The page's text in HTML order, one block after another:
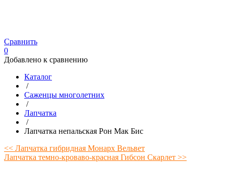
Сравнить
0
Добавлено к сравнению
Каталог
/
Саженцы многолетних
/
Лапчатка
/
Лапчатка непальская Рон Мак Бис
<< Лапчатка гибридная Монарх Вельвет
Лапчатка темно-кроваво-красная Гибсон Скарлет >>